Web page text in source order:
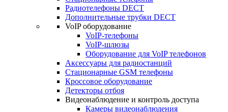
Радиотелефоны DECT
Дополнительные трубки DECT
VoIP оборудование
VoIP-телефоны
VoIP-шлюзы
Оборудование для VoIP телефонов
Аксессуары для радиостанций
Стационарные GSM телефоны
Кроссовое оборудование
Детекторы отбоя
Видеонаблюдение и контроль доступа
Камеры видеонаблюдения